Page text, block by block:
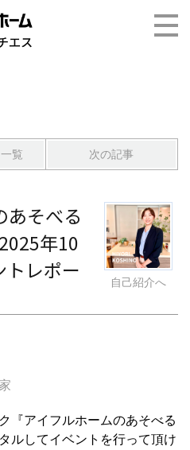
一覧 次の記事
自己紹介へ
あそべる
年10
レポー
『アイフルホームのあそべる
ルしてイベントを行って頂け